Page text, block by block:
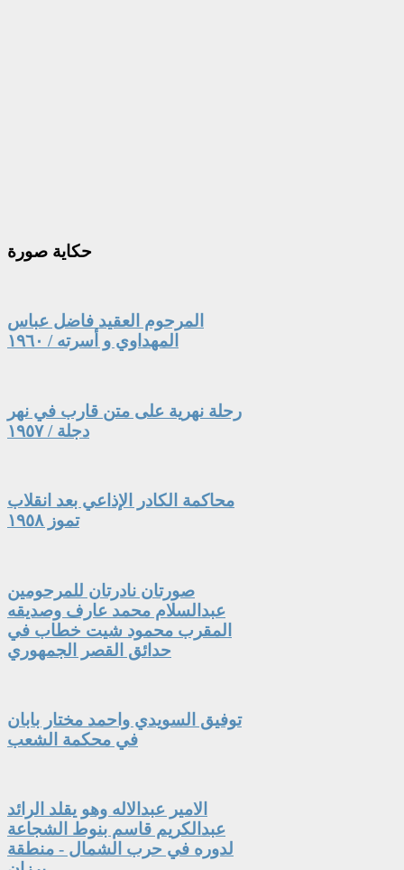
حكاية صورة
المرحوم العقيد فاضل عباس
المهداوي و أسرته / ١٩٦٠
رحلة نهرية على متن قارب في نهر
دجلة / ١٩٥٧
محاكمة الكادر الإذاعي بعد انقلاب
تموز ١٩٥٨
صورتان نادرتان للمرحومين
عبدالسلام محمد عارف وصديقه
المقرب محمود شيت خطاب في
حدائق القصر الجمهوري
توفيق السويدي واحمد مختار بابان
في محكمة الشعب
الامير عبدالاله وهو يقلد الرائد
عبدالكريم قاسم بنوط الشجاعة
لدوره في حرب الشمال - منطقة